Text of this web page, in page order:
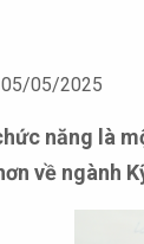
05/05/2025
năng là
về ngành